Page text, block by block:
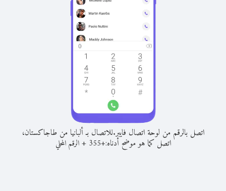
اتصل بالرقم من لوحة اتصال فايبر.للاتصال بـ ألبانيا من طاجاكستان،
اتصل كما هو موضح أدناه:+
355
+الرقم المحلي